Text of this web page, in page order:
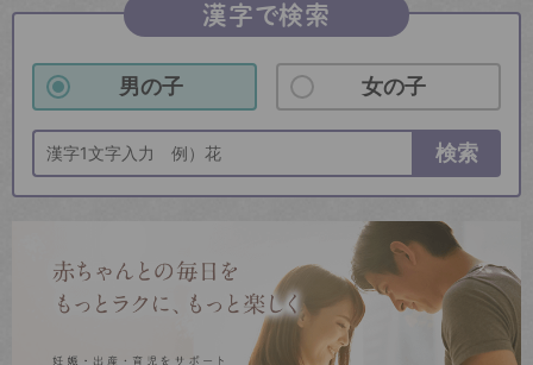
漢字で検索
男の子 女の子
検索